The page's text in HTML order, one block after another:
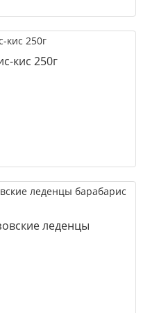
кис 250г
леденцы